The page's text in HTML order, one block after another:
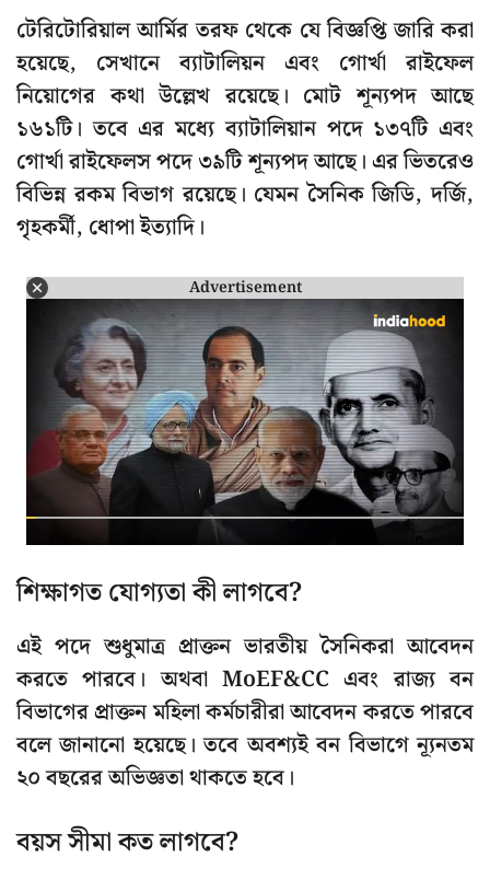
টেরিটোরিয়াল আর্মির তরফ থেকে যে বিজ্ঞপ্তি জারি করা
হয়েছে, সেখানে ব্যাটালিয়ন এবং গোর্খা রাইফেল
নিয়োগের কথা উল্লেখ রয়েছে। মোট শূন্যপদ আছে
১৬১টি। তবে এর মধ্যে ব্যাটালিয়ান পদে ১৩৭টি এবং
গোর্খা রাইফেলস পদে ৩৯টি শূন্যপদ আছে। এর ভিতরেও
বিভিন্ন রকম বিভাগ রয়েছে। যেমন সৈনিক জিডি, দর্জি,
গৃহকর্মী, ধোপা ইত্যাদি।
Advertisement
শিক্ষাগত যোগ্যতা কী লাগবে?
এই পদে শুধুমাত্র প্রাক্তন ভারতীয় সৈনিকরা আবেদন
করতে পারবে। অথবা MoEF&CC এবং রাজ্য বন
বিভাগের প্রাক্তন মহিলা কর্মচারীরা আবেদন করতে পারবে
বলে জানানো হয়েছে। তবে অবশ্যই বন বিভাগে ন্যূনতম
২০ বছরের অভিজ্ঞতা থাকতে হবে।
বয়স সীমা কত লাগবে?